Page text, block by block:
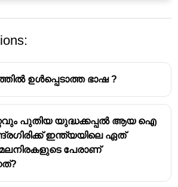
കേന്ദ്ര പരിസ്ഥിതി വനം
1985 ൽ സ്ഥാപിതമായി.
ഘടനാപരമായ പരിസ്ഥിതി
സംരക്ഷണ ശ്രമങ്ങൾക്കും
ഉൾപ്പെടാത്ത ഭാഷ ?
പുതിയ യുദ്ധക്കപ്പൽ ആയ ഐ
ഇന്ത്യയിലെ ഏത്
പേരാണ്